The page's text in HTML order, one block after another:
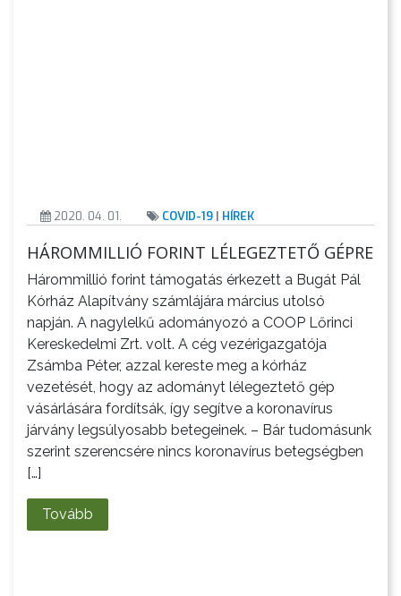
GYÖNGYÖS
2020. 04. 01. COVID-19 | HÍREK
HÁROMMILLIÓ FORINT LÉLEGEZTETŐ GÉPRE
Hárommillió forint támogatás érkezett a Bugát Pál
Kórház Alapítvány számlájára március utolsó
napján. A nagylelkű adományozó a COOP Lőrinci
Kereskedelmi Zrt. volt. A cég vezérigazgatója
Zsámba Péter, azzal kereste meg a kórház
vezetését, hogy az adományt lélegeztető gép
vásárlására fordítsák, így segítve a koronavírus
járvány legsúlyosabb betegeinek. – Bár tudomásunk
szerint szerencsére nincs koronavírus betegségben
[…]
Tovább